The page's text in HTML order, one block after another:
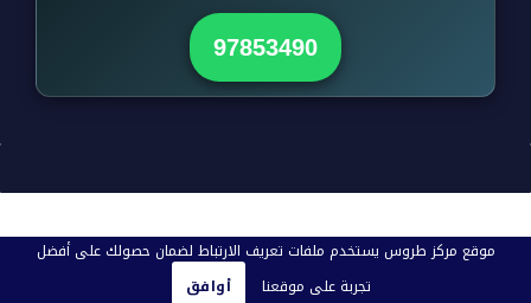
97853490
موقع مركز طروس يستخدم ملفات تعريف الارتباط لضمان حصولك على أفضل
تجربة على موقعنا
أوافق